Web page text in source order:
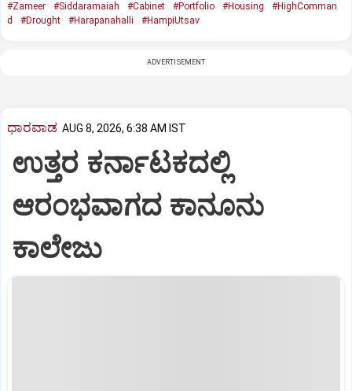
#Zameer #Siddaramaiah #Cabinet #Portfolio #Housing
#HighComman
d
#Drought #Harapanahalli #HampiUtsav
ADVERTISEMENT
ಧಾರವಾಡ AUG 8, 2026, 6:38 AM IST
ಉತ್ತರ ಕರ್ನಾಟಕದಲ್ಲಿ
ಆರಂಭವಾಗದ ಕಾನೂನು
ಕಾಲೇಜು